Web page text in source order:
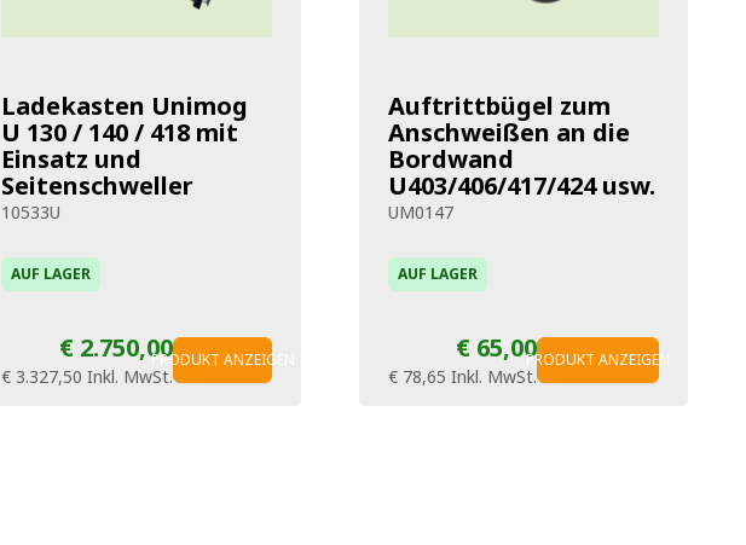
Ladekasten Unimog
U 130 / 140 / 418 mit
Einsatz und
Seitenschweller
10533U
AUF LAGER
€ 2.750,00
€ 3.327,50 Inkl. MwSt.
PRODUKT ANZEIGEN
Auftrittbügel zum
Anschweißen an die
Bordwand
U403/406/417/424 usw.
UM0147
AUF LAGER
€ 65,00
€ 78,65 Inkl. MwSt.
PRODUKT ANZEIGEN